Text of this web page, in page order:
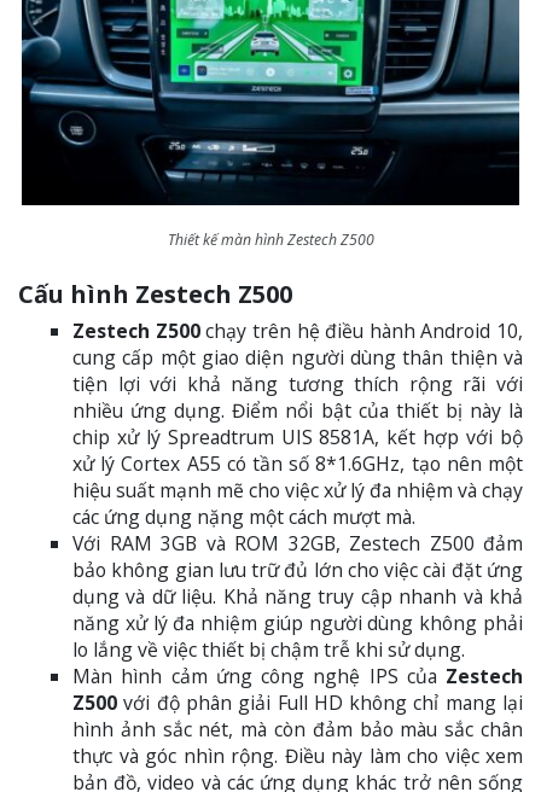
Thiết kế màn hình Zestech Z500
Cấu hình Zestech Z500
Zestech Z500chạy trên hệ điều hành Android 10,
cung cấp một giao diện người dùng thân thiện và
tiện lợi với khả năng tương thích rộng rãi với
nhiều ứng dụng. Điểm nổi bật của thiết bị này là
chip xử lý Spreadtrum UIS 8581A, kết hợp với bộ
xử lý Cortex A55 có tần số 8*1.6GHz, tạo nên một
hiệu suất mạnh mẽ cho việc xử lý đa nhiệm và chạy
các ứng dụng nặng một cách mượt mà.
Với RAM 3GB và ROM 32GB, Zestech Z500 đảm
bảo không gian lưu trữ đủ lớn cho việc cài đặt ứng
dụng và dữ liệu. Khả năng truy cập nhanh và khả
năng xử lý đa nhiệm giúp người dùng không phải
lo lắng về việc thiết bị chậm trễ khi sử dụng.
Màn hình cảm ứng công nghệ IPS của Zestech
Z500 với độ phân giải Full HD không chỉ mang lại
hình ảnh sắc nét, mà còn đảm bảo màu sắc chân
thực và góc nhìn rộng. Điều này làm cho việc xem
bản đồ, video và các ứng dụng khác trở nên sống